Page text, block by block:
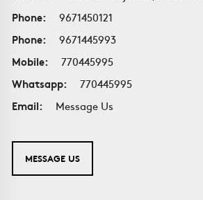
Phone:
9671450121
Phone:
9671445993
Mobile:
770445995
Whatsapp:
770445995
Email:
Message Us
MESSAGE US